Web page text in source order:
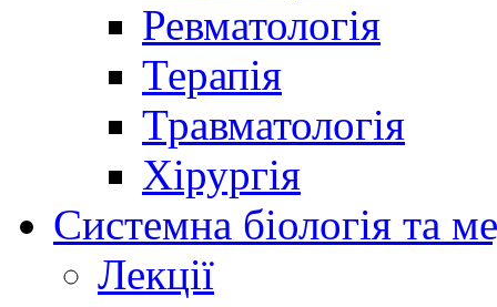
Ревматологія
Терапія
Травматологія
Хірургія
Системна біологія та
Лекції